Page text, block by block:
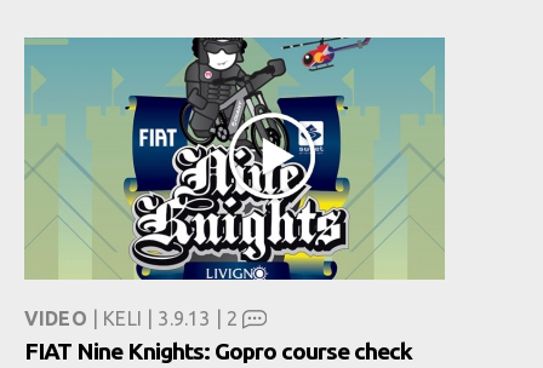
VIDEO | KELI | 3.9.13 | 2
FIAT Nine Knights: Gopro course check